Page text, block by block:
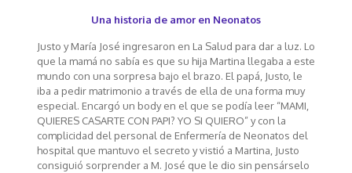
Una historia de amor en Neonatos
Justo y María José ingresaron en La Salud para dar a luz. Lo
que la mamá no sabía es que su hija Martina llegaba a este
mundo con una sorpresa bajo el brazo. El papá, Justo, le
iba a pedir matrimonio a través de ella de una forma muy
especial. Encargó un body en el que se podía leer “MAMI,
QUIERES CASARTE CON PAPI? YO SI QUIERO” y con la
complicidad del personal de Enfermería de Neonatos del
hospital que mantuvo el secreto y vistió a Martina, Justo
consiguió sorprender a M. José que le dio sin pensárselo